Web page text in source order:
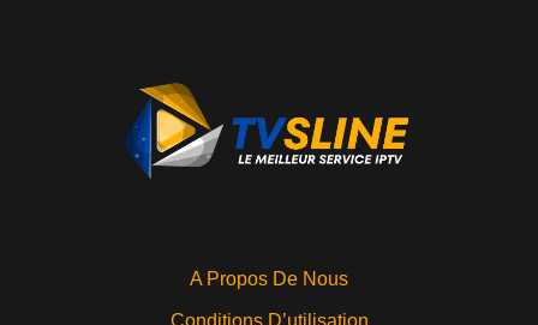
A Propos De Nous